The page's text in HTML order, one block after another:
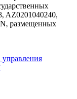
AZ0201040240,
размещенных